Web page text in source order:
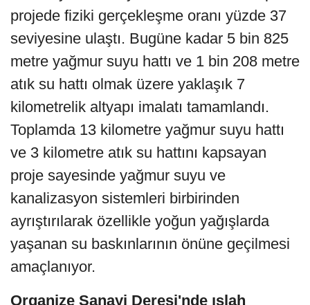
projede fiziki gerçekleşme oranı yüzde 37
seviyesine ulaştı. Bugüne kadar 5 bin 825
metre yağmur suyu hattı ve 1 bin 208 metre
atık su hattı olmak üzere yaklaşık 7
kilometrelik altyapı imalatı tamamlandı.
Toplamda 13 kilometre yağmur suyu hattı
ve 3 kilometre atık su hattını kapsayan
proje sayesinde yağmur suyu ve
kanalizasyon sistemleri birbirinden
ayrıştırılarak özellikle yoğun yağışlarda
yaşanan su baskınlarının önüne geçilmesi
amaçlanıyor.
Organize Sanayi Deresi'nde ıslah